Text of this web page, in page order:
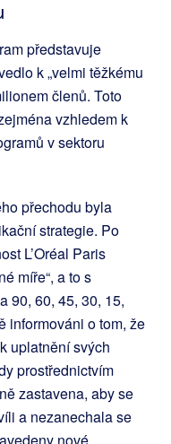
představuje
k „velmi těžkému
členů. Toto
vzhledem k
v sektoru
přechodu byla
strategie. Po
L’Oréal Paris
míře“, a to s
90, 60, 45, 30, 15,
informováni o tom, že
uplatnění svých
prostřednictvím
zastavena, aby se
a nezanechala se